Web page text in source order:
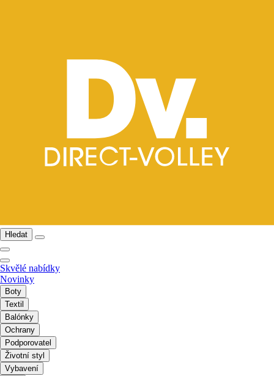
Hledat
Skvělé nabídky
Novinky
Boty
Textil
Balónky
Ochrany
Podporovatel
Životní styl
Vybavení